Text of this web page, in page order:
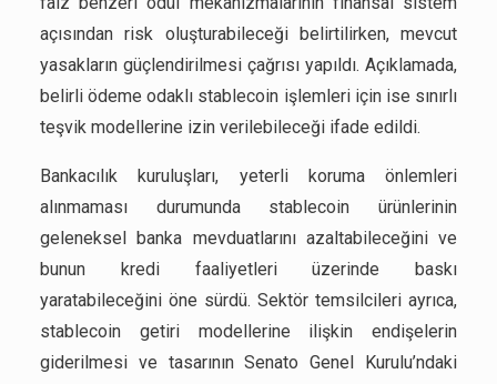
açısından risk oluşturabileceği belirtilirken, mevcut
yasakların güçlendirilmesi çağrısı yapıldı. Açıklamada,
belirli ödeme odaklı stablecoin işlemleri için ise sınırlı
teşvik modellerine izin verilebileceği ifade edildi.
Bankacılık kuruluşları, yeterli koruma önlemleri
alınmaması durumunda stablecoin ürünlerinin
geleneksel banka mevduatlarını azaltabileceğini ve
bunun kredi faaliyetleri üzerinde baskı
yaratabileceğini öne sürdü. Sektör temsilcileri ayrıca,
stablecoin getiri modellerine ilişkin endişelerin
giderilmesi ve tasarının Senato Genel Kurulu’ndaki